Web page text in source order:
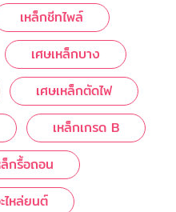
เหล็กชีทไพล์
เศษเหล็กบาง
เศษเหล็กตัดไฟ
เหล็กเกรด B
กรื้อถอน
ไหล่ยนต์